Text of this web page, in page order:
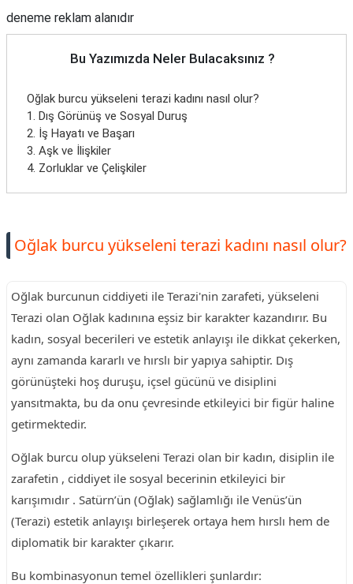
deneme reklam alanıdır
Bu Yazımızda Neler Bulacaksınız ?
Oğlak burcu yükseleni terazi kadını nasıl olur?
1. Dış Görünüş ve Sosyal Duruş
2. İş Hayatı ve Başarı
3. Aşk ve İlişkiler
4. Zorluklar ve Çelişkiler
Oğlak burcu yükseleni terazi kadını nasıl olur?
Oğlak burcunun ciddiyeti ile Terazi'nin zarafeti, yükseleni
Terazi olan Oğlak kadınına eşsiz bir karakter kazandırır. Bu
kadın, sosyal becerileri ve estetik anlayışı ile dikkat çekerken,
aynı zamanda kararlı ve hırslı bir yapıya sahiptir. Dış
görünüşteki hoş duruşu, içsel gücünü ve disiplini
yansıtmakta, bu da onu çevresinde etkileyici bir figür haline
getirmektedir.
Oğlak burcu olup yükseleni Terazi olan bir kadın, disiplin ile
zarafetin , ciddiyet ile sosyal becerinin etkileyici bir
karışımıdır . Satürn’ün (Oğlak) sağlamlığı ile Venüs’ün
(Terazi) estetik anlayışı birleşerek ortaya hem hırslı hem de
diplomatik bir karakter çıkarır.
Bu kombinasyonun temel özellikleri şunlardır: